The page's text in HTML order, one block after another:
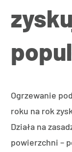
Ogrzewanie
roku na rok
Działa na
powierzchni –